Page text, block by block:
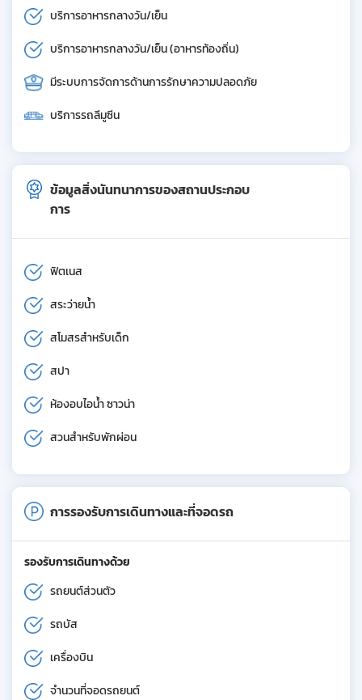
บริการอาหารกลางวัน/เย็น
บริการอาหารกลางวัน/เย็น (อาหารท้องถิ่น)
มีระบบการจัดการด้านการรักษาความปลอดภัย
บริการรถลีมูซีน
ข้อมูลสิ่งนันทนาการของสถานประกอบ
การ
ฟิตเนส
สระว่ายน้ำ
สโมสรสำหรับเด็ก
สปา
ห้องอบไอน้ำ ซาวน่า
สวนสำหรับพักผ่อน
การรองรับการเดินทางและที่จอดรถ
รองรับการเดินทางด้วย
รถยนต์ส่วนตัว
รถบัส
เครื่องบิน
จำนวนที่จอดรถยนต์